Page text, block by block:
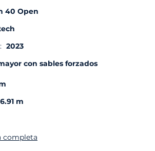
40 Open
2023
con sables forzados
6.91 m
completa